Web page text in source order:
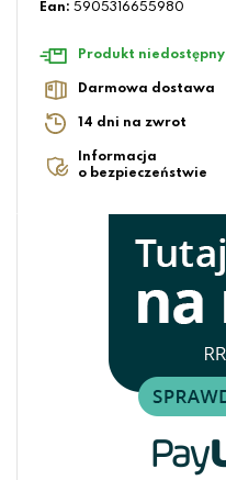
Ean: 5905316655980
Produkt niedostępny
Darmowa dostawa
14 dni na zwrot
Informacja
o bezpieczeństwie